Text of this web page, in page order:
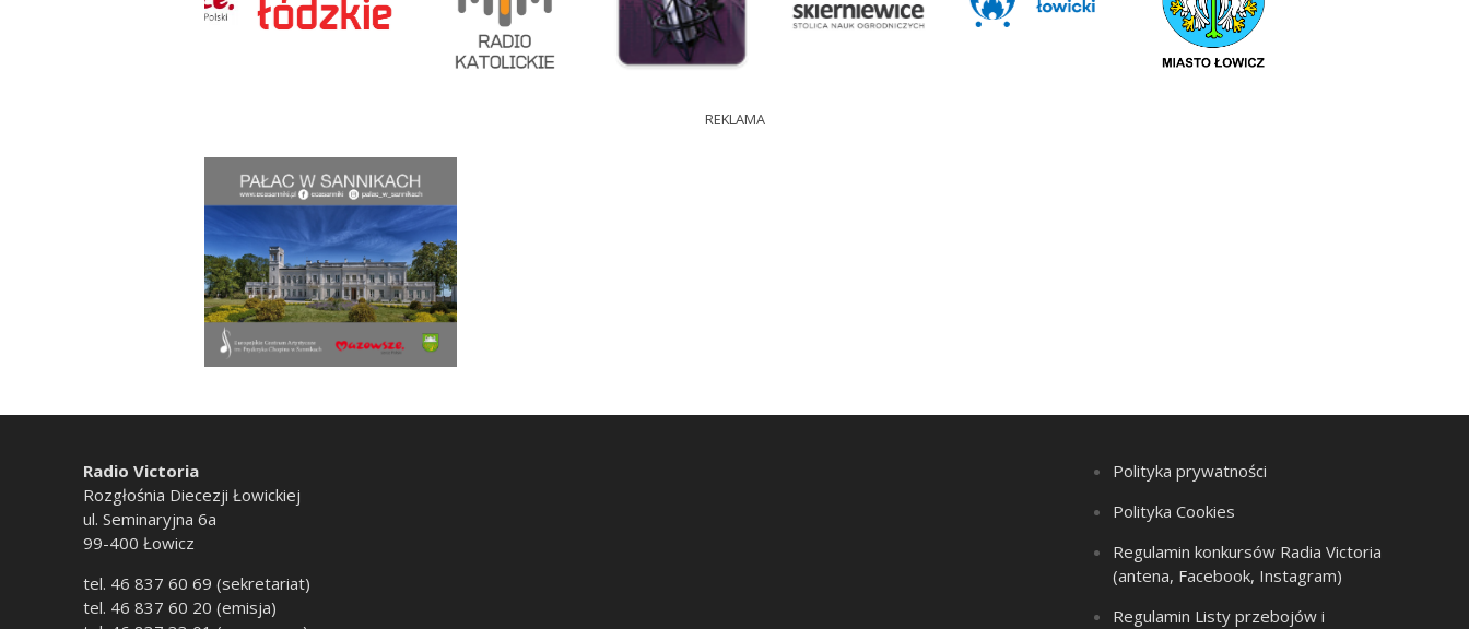
REKLAMA
Radio Victoria
Rozgłośnia Diecezji Łowickiej
ul. Seminaryjna 6a
99-400 Łowicz
tel. 46 837 60 69 (sekretariat)
tel. 46 837 60 20 (emisja)
Polityka prywatności
Polityka Cookies
Regulamin konkursów Radia Victoria
(antena, Facebook, Instagram)
Regulamin Listy przebojów i